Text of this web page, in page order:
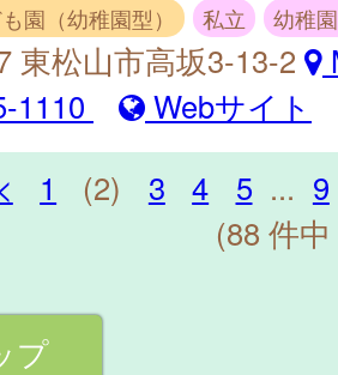
園（幼稚園型）
私立 幼稚
東松山市高坂3-13-2
1110
Webサイト
1 (2) 3 4 5 ... 9
(88 件
プ